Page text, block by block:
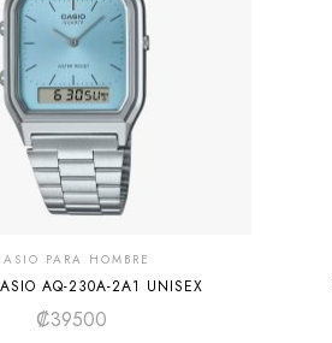
PARA HOMBRE
AQ-230A-2A1 UNISEX
₡39500